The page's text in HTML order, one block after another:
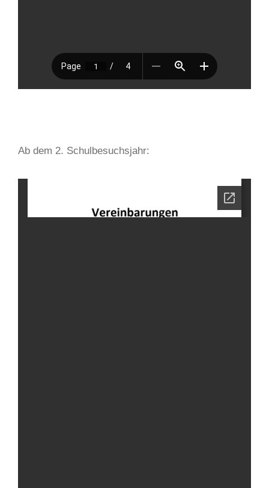
Ab dem 2. Schulbesuchsjahr: